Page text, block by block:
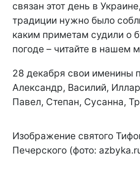
связан этот день в
традиции нужно было
каким приметам судили о
погоде – читайте в нашем
28 декабря свои именины
Александр, Василий,
Павел, Степан, Сусанна,
Изображение святого
Печерского (фото: